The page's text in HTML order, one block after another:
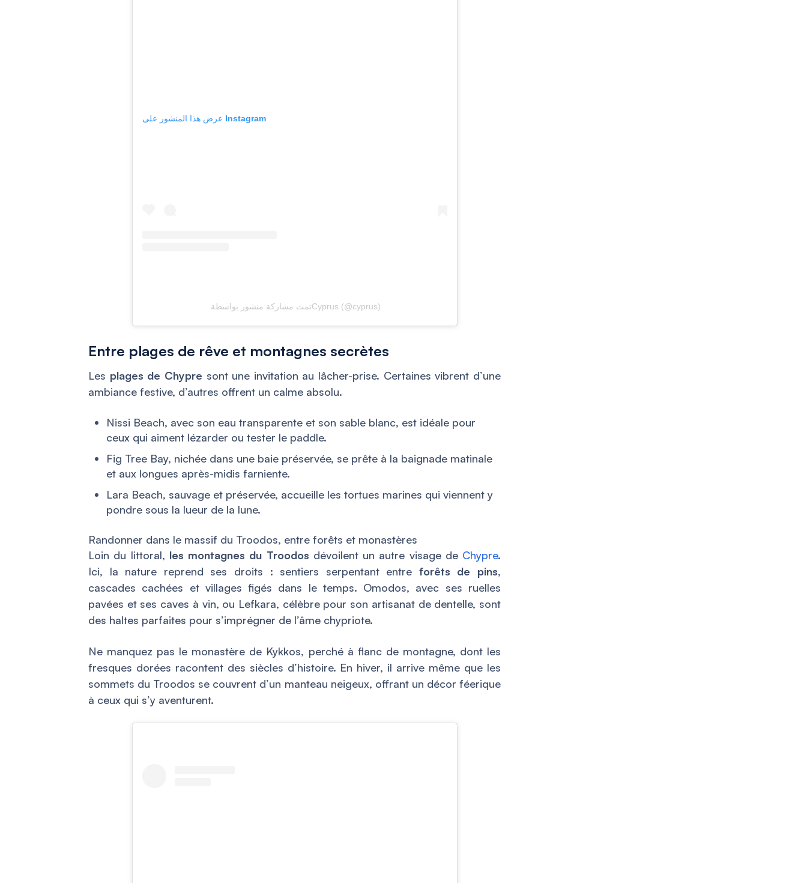
عرض هذا المنشور على Instagram
تمت مشاركة منشور بواسطة ‏‎Cyprus‎‏ (@‏‎cyprus‎‏)
Entre plages de rêve et montagnes secrètes
Les plages de Chypre sont une invitation au lâcher-prise. Certaines vibrent d’une
ambiance festive, d’autres offrent un calme absolu.
Nissi Beach, avec son eau transparente et son sable blanc, est idéale pour
ceux qui aiment lézarder ou tester le paddle.
Fig Tree Bay, nichée dans une baie préservée, se prête à la baignade matinale
et aux longues après-midis farniente.
Lara Beach, sauvage et préservée, accueille les tortues marines qui viennent y
pondre sous la lueur de la lune.
Randonner dans le massif du Troodos, entre forêts et monastères
Loin du littoral, les montagnes du Troodos dévoilent un autre visage de Chypre.
Ici, la nature reprend ses droits : sentiers serpentant entre forêts de pins,
cascades cachées et villages figés dans le temps. Omodos, avec ses ruelles
pavées et ses caves à vin, ou Lefkara, célèbre pour son artisanat de dentelle, sont
des haltes parfaites pour s’imprégner de l’âme chypriote.
Ne manquez pas le monastère de Kykkos, perché à flanc de montagne, dont les
fresques dorées racontent des siècles d’histoire. En hiver, il arrive même que les
sommets du Troodos se couvrent d’un manteau neigeux, offrant un décor féerique
à ceux qui s’y aventurent.